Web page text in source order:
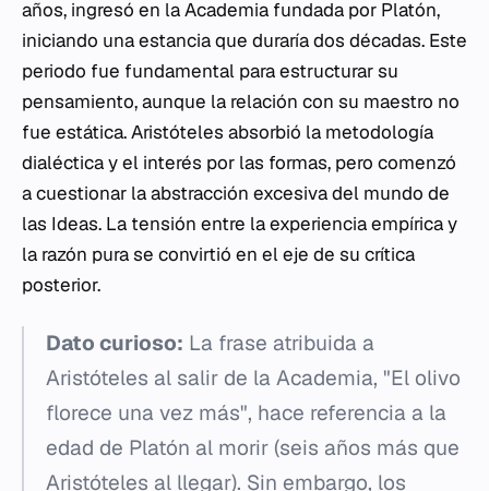
años, ingresó en la Academia fundada por Platón,
iniciando una estancia que duraría dos décadas. Este
periodo fue fundamental para estructurar su
pensamiento, aunque la relación con su maestro no
fue estática. Aristóteles absorbió la metodología
dialéctica y el interés por las formas, pero comenzó
a cuestionar la abstracción excesiva del mundo de
las Ideas. La tensión entre la experiencia empírica y
la razón pura se convirtió en el eje de su crítica
posterior.
Dato curioso: La frase atribuida a
Aristóteles al salir de la Academia, "El olivo
florece una vez más", hace referencia a la
edad de Platón al morir (seis años más que
Aristóteles al llegar). Sin embargo, los